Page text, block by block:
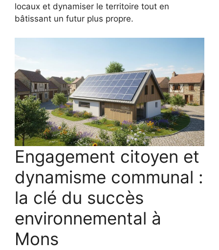
locaux et dynamiser le territoire tout en
bâtissant un futur plus propre.
Engagement citoyen et
dynamisme communal :
la clé du succès
environnemental à
Mons